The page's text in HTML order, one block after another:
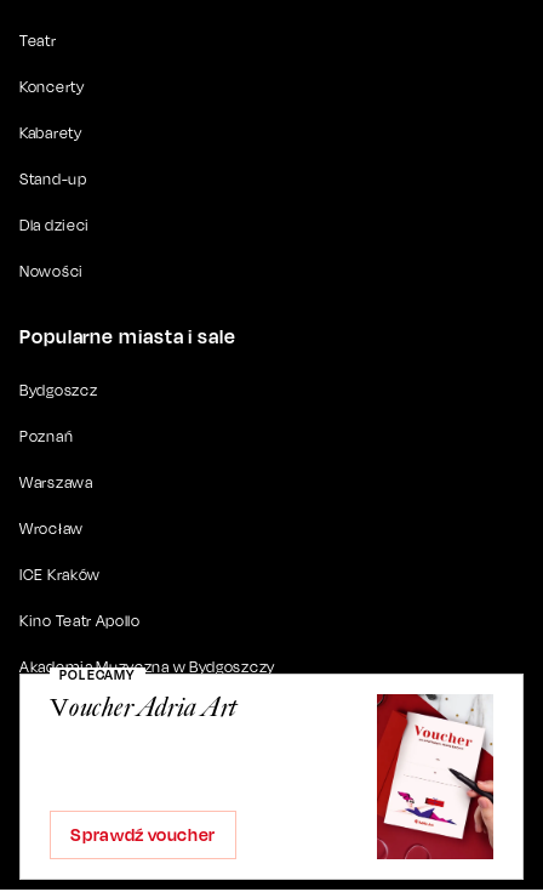
POLECAMY
Voucher Adria Art
Sprawdź voucher
Teatr
Koncerty
Kabarety
Stand-up
Dla dzieci
Nowości
Popularne miasta i sale
Bydgoszcz
Poznań
Warszawa
Wrocław
ICE Kraków
Kino Teatr Apollo
Akademia Muzyczna w Bydgoszczy
. Wszystkie prawa zastrzeżone.
ul. Artura Grottgera 4/2, 85-227 Bydgoszcz